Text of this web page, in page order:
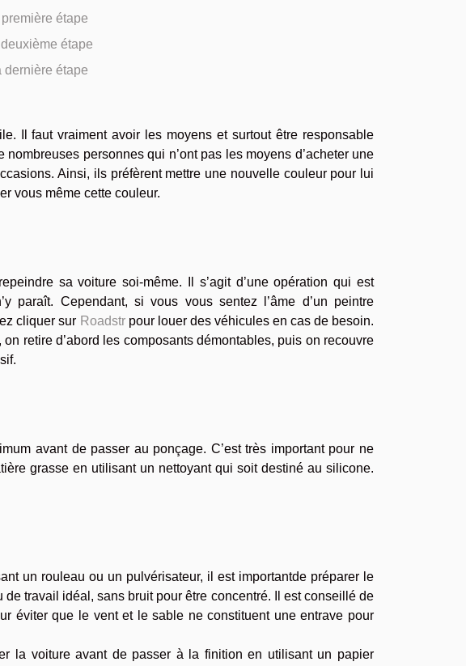
première étape
deuxième étape
dernière étape
Il faut vraiment avoir les moyens et surtout être responsable
personnes qui n’ont pas les moyens d’acheter une
Ainsi, ils préfèrent mettre une nouvelle couleur pour lui
vous même cette couleur.
sa voiture soi-même. Il s’agit d’une opération qui est
paraît. Cependant, si vous vous sentez l’âme d’un peintre
cliquer sur Roadstrpour louer des véhicules en cas de besoin.
retire d’abord les composants démontables, puis on recouvre
avant de passer au ponçage. C’est très important pour ne
grasse en utilisant un nettoyant qui soit destiné au silicone.
un rouleau ou un pulvérisateur, il est importantde préparer le
travail idéal, sans bruit pour être concentré. Il est conseillé de
éviter que le vent et le sable ne constituent une entrave pour
la voiture avant de passer à la finition en utilisant un papier